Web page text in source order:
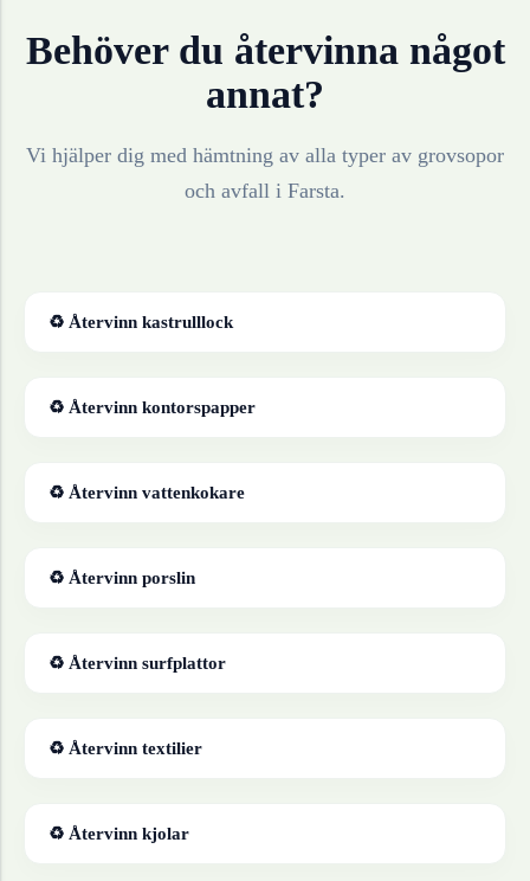
Behöver du återvinna något
annat?
Vi hjälper dig med hämtning av alla typer av grovsopor
och avfall i Farsta.
♻ Återvinn kastrulllock
♻ Återvinn kontorspapper
♻ Återvinn vattenkokare
♻ Återvinn porslin
♻ Återvinn surfplattor
♻ Återvinn textilier
♻ Återvinn kjolar